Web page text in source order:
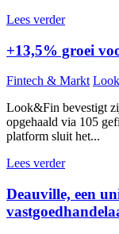
Lees verder
+13,5% groei
Fintech & Markt
Look&Fin bevestigt
opgehaald via 105
platform sluit het...
Lees verder
Deauville, een